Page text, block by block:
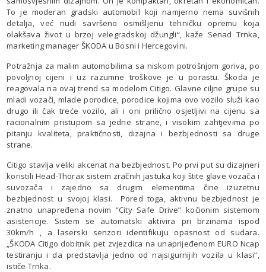
To je moderan gradski automobil koji namjerno nema suvišnih
detalja, već nudi savršeno osmišljenu tehničku opremu koja
olakšava život u brzoj velegradskoj džungli“, kaže Senad Trnka,
marketing manager ŠKODA u Bosni i Hercegovini.
Potražnja za malim automobilima sa niskom potrošnjom goriva, po
povoljnoj cijeni i uz razumne troškove je u porastu. Škoda je
reagovala na ovaj trend sa modelom Citigo. Glavne ciljne grupe su
mladi vozači, mlade porodice, porodice kojima ovo vozilo služi kao
drugo ili čak treće vozilo, ali i oni prilično osjetljivi na cijenu sa
racionalnim pristupom sa jedne strane, i visokim zahtjevima po
pitanju kvaliteta, praktičnosti, dizajna i bezbjednosti sa druge
strane.
Citigo stavlja veliki akcenat na bezbjednost. Po prvi put su dizajneri
koristili Head-Thorax sistem zračnih jastuka koji štite glave vozača i
suvozača i zajedno sa drugim elementima čine izuzetnu
bezbjednost u svojoj klasi. Pored toga, aktivnu bezbjednost je
znatno unapređena novim “City Safe Drive” kočionim sistemom
asistencije. Sistem se automatski aktivira pri brzinama ispod
30km/h , a laserski senzori identifikuju opasnost od sudara.
„ŠKODA Citigo dobitnik pet zvjezdica na unaprijeđenom EURO Ncap
testiranju i da predstavlja jedno od najsigurnijih vozila u klasi“,
ističe Trnka.